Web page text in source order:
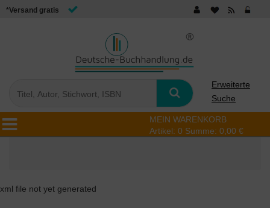
*Versand gratis
Erweiterte
Suche
MEIN WARENKORB
Artikel: 0 Summe: 0,00 €
xml file not yet generated